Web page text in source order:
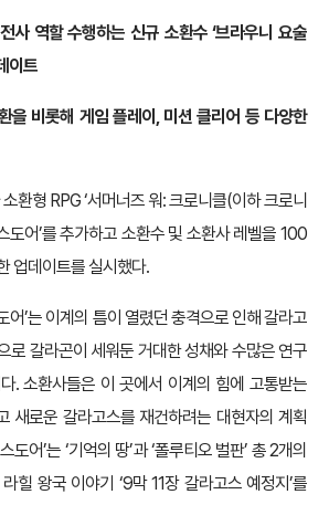
사 역할 수행하는 신규 소환수 ‘브라우니 요술
이트
을 비롯해 게임 플레이, 미션 클리어 등 다양한
환형 RPG ‘서머너즈 워: 크로니클(이하 크로니
도어’를 추가하고 소환수 및 소환사 레벨을 100
업데이트를 실시했다.
어’는 이계의 틈이 열렸던 충격으로 인해 갈라고
로 갈라곤이 세워둔 거대한 성채와 수많은 연구
. 소환사들은 이 곳에서 이계의 힘에 고통받는
새로운 갈라고스를 재건하려는 대현자의 계획
도어’는 ‘기억의 땅’과 ‘폴루티오 벌판’ 총 2개의
힐 왕국 이야기 ‘9막 11장 갈라고스 예정지’를